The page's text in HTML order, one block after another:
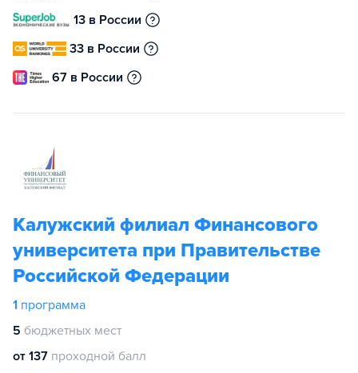
13 в России
33 в России
67 в России
Калужский филиал Финансового
университета при Правительстве
Российской Федерации
1 программа
5 бюджетных мест
от 137 проходной балл